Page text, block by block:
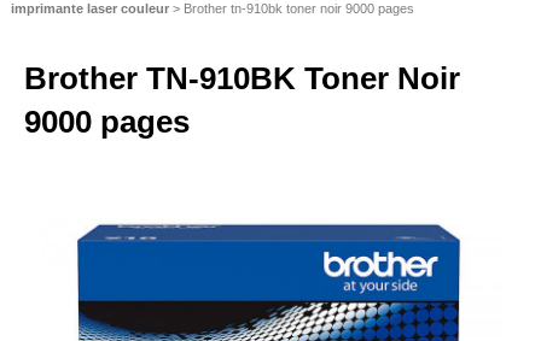
imprimante laser couleur> Brother tn-910bk toner noir 9000 pages
Brother TN-910BK Toner Noir
9000 pages